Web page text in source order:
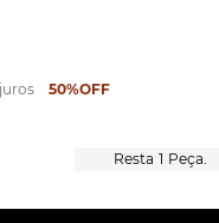
50%OFF
1 Peça.